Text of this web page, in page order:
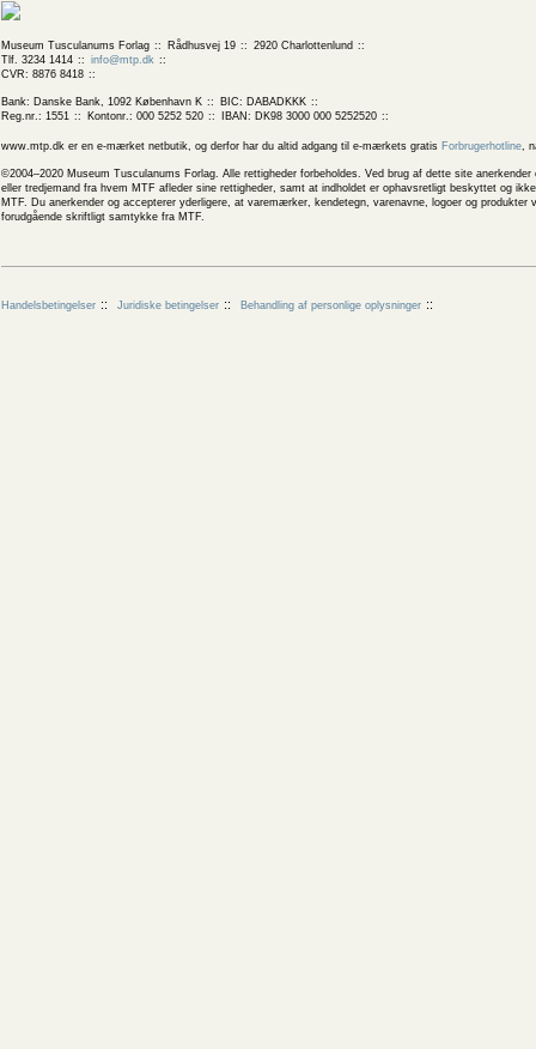
Museum Tusculanums Forlag Rådhusvej 19
2920 Charlottenlund
Tlf. 3234 1414
info@mtp.dk
CVR: 8876 8418
Bank: Danske Bank, 1092 København K
BIC: DABADKKK
Reg.nr.: 1551
Kontonr.: 000 5252 520 IBAN: DK98 3000 000 5252520
www.mtp.dk er en e-mærket netbutik, og derfor har du altid adgang til e-mærkets gratis Forbrugerhotline,
©2004–2020 Museum Tusculanums Forlag. Alle rettigheder forbeholdes. Ved brug af dette site
eller tredjemand fra hvem MTF afleder sine rettigheder, samt at indholdet er ophavsretligt beskyttet og
MTF. Du anerkender og accepterer yderligere, at varemærker, kendetegn, varenavne, logoer og
forudgående skriftligt samtykke fra MTF.
Handelsbetingelser Juridiske betingelser Behandling af personlige oplysninger